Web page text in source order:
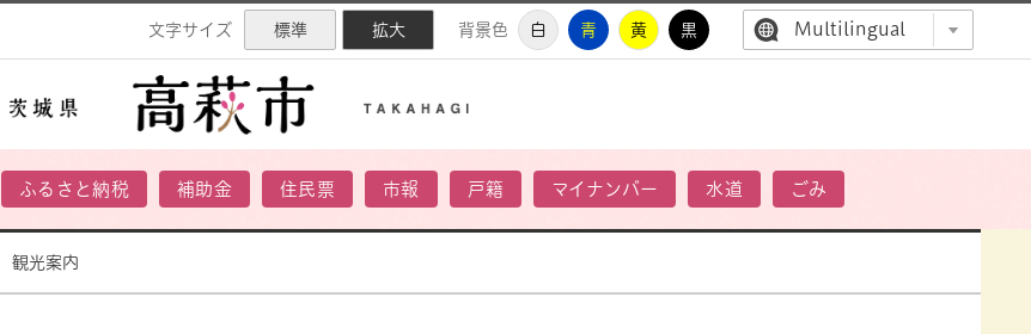
文字サイズ 標準 拡大 背景色 白 青 黄 黒 Multilingual
ふるさと納税 補助金 住民票 市報 戸籍 マイナンバー 水道 ごみ
観光案内